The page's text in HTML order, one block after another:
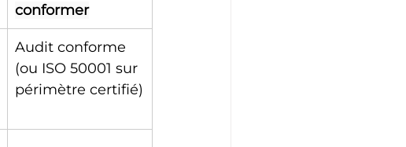
conformer
Audit conforme
(ou ISO 50001 sur
périmètre certifié)